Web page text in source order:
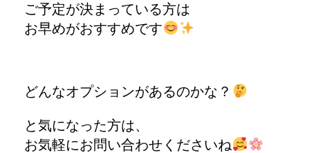
ご予定が決まっている方は
お早めがおすすめです
どんなオプションがあるのかな？
と気になった方は、
お気軽にお問い合わせくださいね